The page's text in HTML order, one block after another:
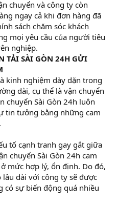
chuyển và công ty còn
ngay cả khi đơn hàng đã
sách chăm sóc khách
mọi yêu cầu của người tiêu
nghiệp.
TẢI SÀI GÒN 24H GỬI
kinh nghiệm dày dặn trong
dài, cụ thể là vận chuyển
chuyển Sài Gòn 24h luôn
tin tưởng bằng những cam
tố cạnh tranh gay gắt giữa
chuyển Sài Gòn 24h cam
mức hợp lý, ổn định. Do đó,
dài với công ty sẽ được
có sự biến động quá nhiều